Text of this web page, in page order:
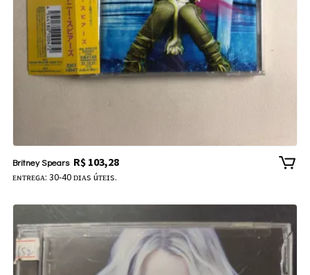
Britney Spears R$103,28
ᴇɴᴛʀᴇɢᴀ: 30-40 ᴅɪᴀs úᴛᴇɪs.